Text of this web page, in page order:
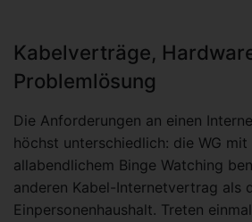
Kabelverträge,
Problemlösung
Die Anforderungen an einen
höchst unterschiedlich: die WG
allabendlichem Binge Watching
anderen Kabel-Internetvertrag als
Einpersonenhaushalt. Treten